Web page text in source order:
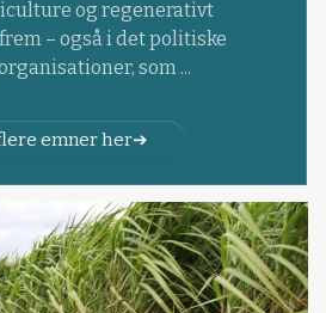
og regenerativt
– også i det politiske
som ...
emner her